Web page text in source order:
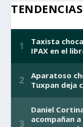
TENDENCIAS